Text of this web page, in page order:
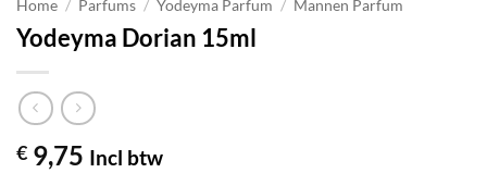
Home / Parfums / Yodeyma Parfum / Mannen Parfum
Yodeyma Dorian 15ml
€ 9,75 Incl btw